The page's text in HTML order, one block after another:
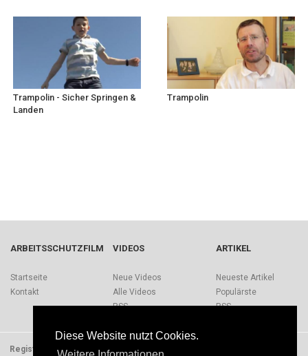
Diese Website nutzt Cookies.
Trampolin - Sicher Springen &
Landen
Trampolin
ARBEITSSCHUTZFILM
Startseite
Kontakt
VIDEOS
Neue Videos
Alle Videos
RSS
ARTIKEL
Neueste Artikel
Populärste
RSS
Registrieren Impressum Quellen